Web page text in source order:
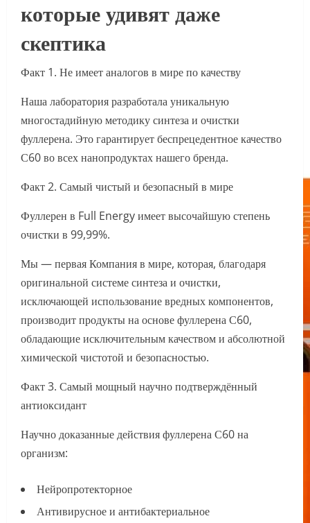
которые удивят даже
скептика
Факт 1. Не имеет аналогов в мире по качеству
Наша лаборатория разработала уникальную
многостадийную методику синтеза и очистки
фуллерена. Это гарантирует беспрецедентное качество
С60 во всех нанопродуктах нашего бренда.
Факт 2. Самый чистый и безопасный в мире
Фуллерен в Full Energy имеет высочайшую степень
очистки в 99,99%.
Мы — первая Компания в мире, которая, благодаря
оригинальной системе синтеза и очистки,
исключающей использование вредных компонентов,
производит продукты на основе фуллерена С60,
обладающие исключительным качеством и абсолютной
химической чистотой и безопасностью.
Факт 3. Самый мощный научно подтверждённый
антиоксидант
Научно доказанные действия фуллерена С60 на
организм:
Нейропротекторное
Антивирусное и антибактериальное